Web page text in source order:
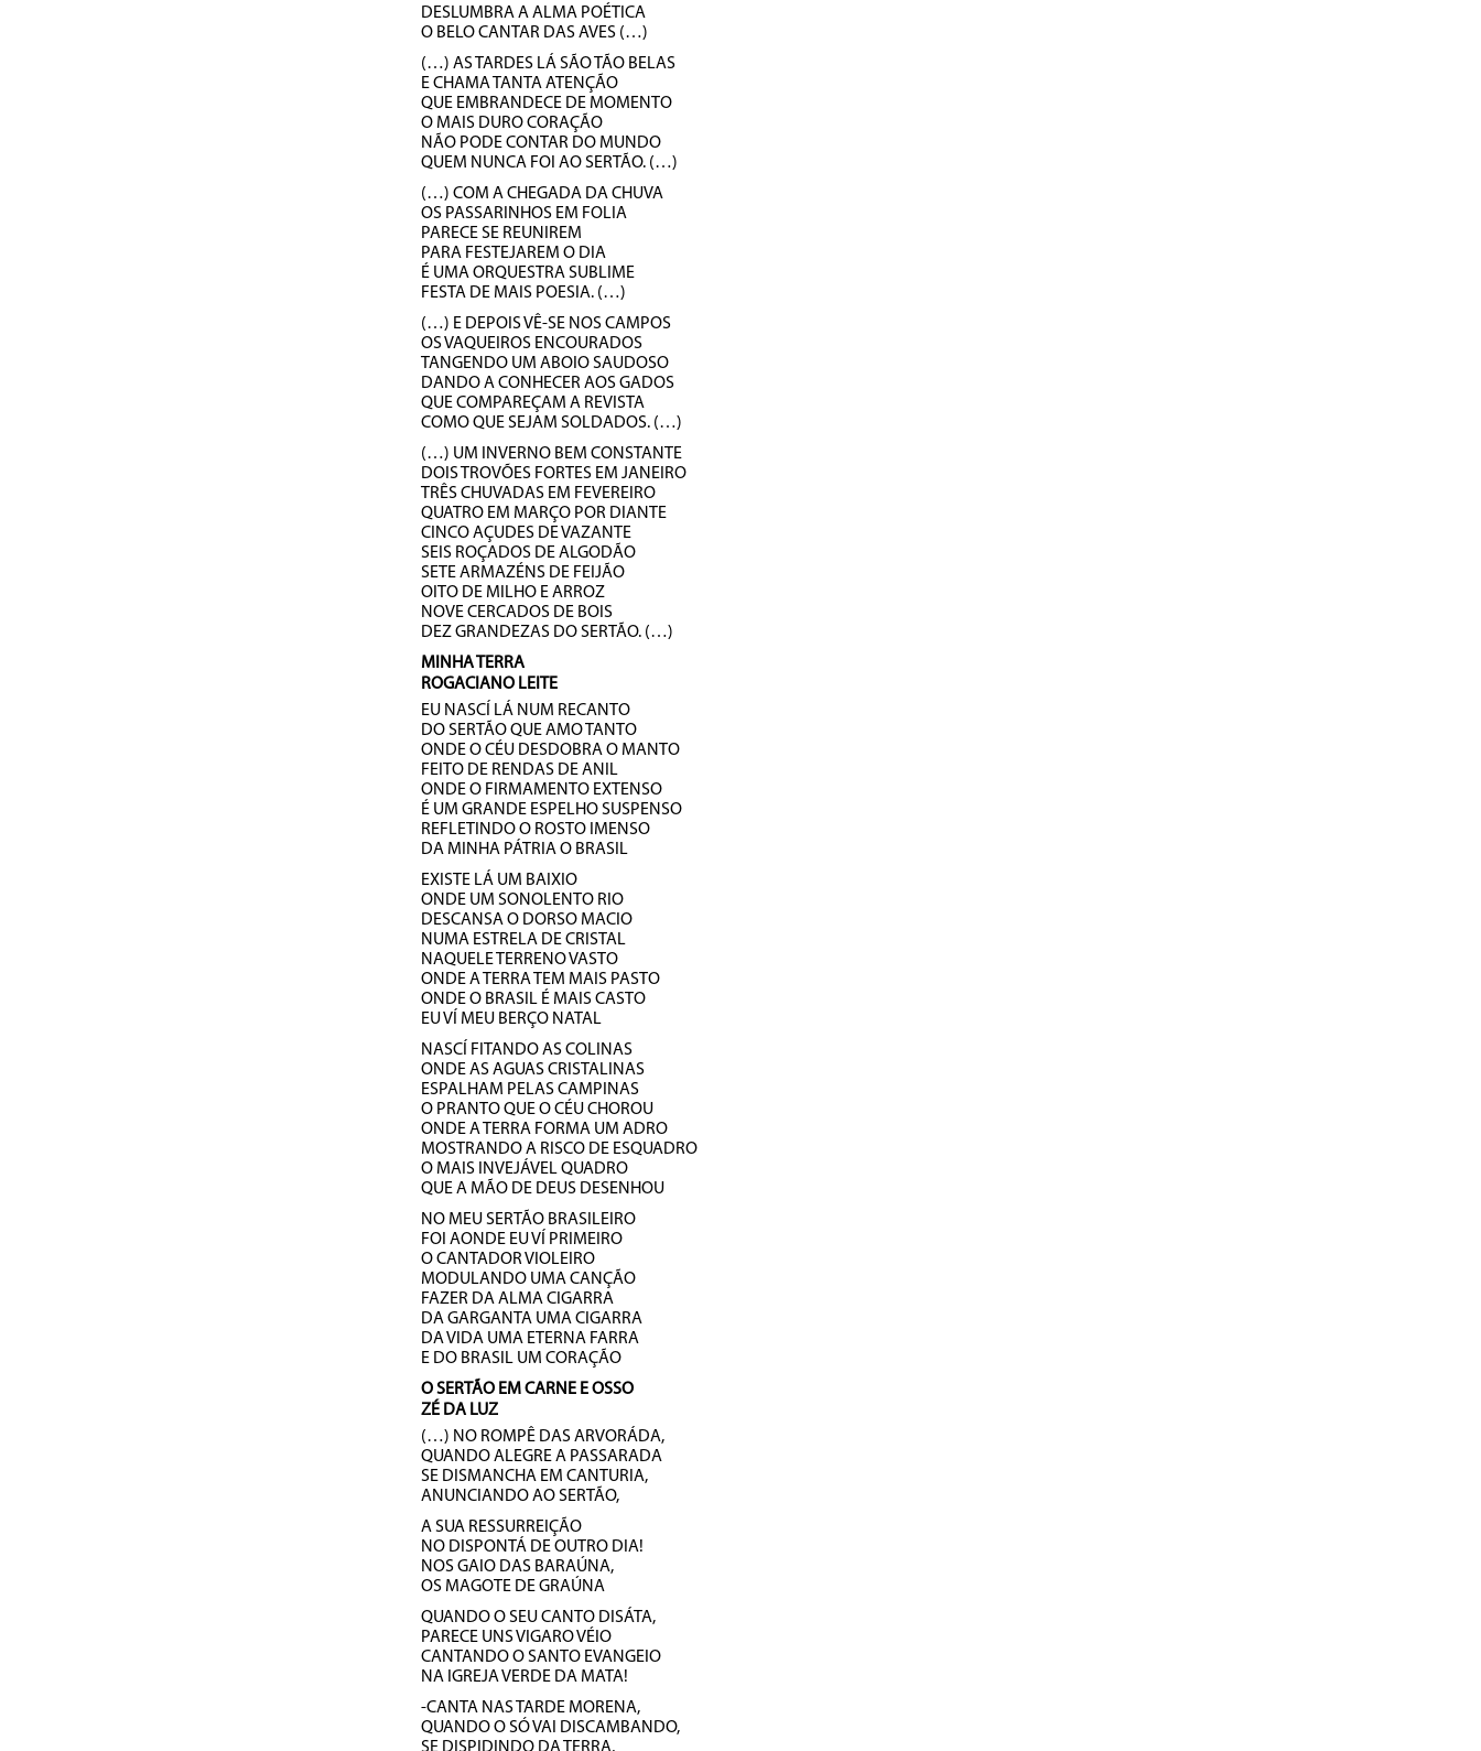
DESLUMBRA A ALMA POÉTICA
O BELO CANTAR DAS AVES (…)
(…) AS TARDES LÁ SÃO TÃO BELAS
E CHAMA TANTA ATENÇÃO
QUE EMBRANDECE DE MOMENTO
O MAIS DURO CORAÇÃO
NÃO PODE CONTAR DO MUNDO
QUEM NUNCA FOI AO SERTÃO. (…)
(…) COM A CHEGADA DA CHUVA
OS PASSARINHOS EM FOLIA
PARECE SE REUNIREM
PARA FESTEJAREM O DIA
É UMA ORQUESTRA SUBLIME
FESTA DE MAIS POESIA. (…)
(…) E DEPOIS VÊ-SE NOS CAMPOS
OS VAQUEIROS ENCOURADOS
TANGENDO UM ABOIO SAUDOSO
DANDO A CONHECER AOS GADOS
QUE COMPAREÇAM A REVISTA
COMO QUE SEJAM SOLDADOS. (…)
(…) UM INVERNO BEM CONSTANTE
DOIS TROVÕES FORTES EM JANEIRO
TRÊS CHUVADAS EM FEVEREIRO
QUATRO EM MARÇO POR DIANTE
CINCO AÇUDES DE VAZANTE
SEIS ROÇADOS DE ALGODÃO
SETE ARMAZÉNS DE FEIJÃO
OITO DE MILHO E ARROZ
NOVE CERCADOS DE BOIS
DEZ GRANDEZAS DO SERTÃO. (…)
MINHA TERRA
ROGACIANO LEITE
EU NASCÍ LÁ NUM RECANTO
DO SERTÃO QUE AMO TANTO
ONDE O CÉU DESDOBRA O MANTO
FEITO DE RENDAS DE ANIL
ONDE O FIRMAMENTO EXTENSO
É UM GRANDE ESPELHO SUSPENSO
REFLETINDO O ROSTO IMENSO
DA MINHA PÁTRIA O BRASIL
EXISTE LÁ UM BAIXIO
ONDE UM SONOLENTO RIO
DESCANSA O DORSO MACIO
NUMA ESTRELA DE CRISTAL
NAQUELE TERRENO VASTO
ONDE A TERRA TEM MAIS PASTO
ONDE O BRASIL É MAIS CASTO
EU VÍ MEU BERÇO NATAL
NASCÍ FITANDO AS COLINAS
ONDE AS AGUAS CRISTALINAS
ESPALHAM PELAS CAMPINAS
O PRANTO QUE O CÉU CHOROU
ONDE A TERRA FORMA UM ADRO
MOSTRANDO A RISCO DE ESQUADRO
O MAIS INVEJÁVEL QUADRO
QUE A MÃO DE DEUS DESENHOU
NO MEU SERTÃO BRASILEIRO
FOI AONDE EU VÍ PRIMEIRO
O CANTADOR VIOLEIRO
MODULANDO UMA CANÇÃO
FAZER DA ALMA CIGARRA
DA GARGANTA UMA CIGARRA
DA VIDA UMA ETERNA FARRA
E DO BRASIL UM CORAÇÃO
O SERTÃO EM CARNE E OSSO
ZÉ DA LUZ
(…) NO ROMPÊ DAS ARVORÁDA,
QUANDO ALEGRE A PASSARADA
SE DISMANCHA EM CANTURIA,
ANUNCIANDO AO SERTÃO,
A SUA RESSURREIÇÃO
NO DISPONTÁ DE OUTRO DIA!
NOS GAIO DAS BARAÚNA,
OS MAGOTE DE GRAÚNA
QUANDO O SEU CANTO DISÁTA,
PARECE UNS VIGARO VÉIO
CANTANDO O SANTO EVANGEIO
NA IGREJA VERDE DA MATA!
-CANTA NAS TARDE MORENA,
QUANDO O SÓ VAI DISCAMBANDO,